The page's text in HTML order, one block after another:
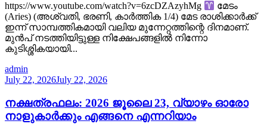
https://www.youtube.com/watch?v=6zcDZAzyhMg
മേടം
(Aries) (അശ്വതി, ഭരണി, കാർത്തിക 1/4) മേട രാശിക്കാർക്ക്
ഇന്ന് സാമ്പത്തികമായി വലിയ മുന്നേറ്റത്തിന്റെ ദിനമാണ്.
മുൻപ് നടത്തിയിട്ടുള്ള നിക്ഷേപങ്ങളിൽ നിന്നോ
കുടിശ്ശികയായി...
admin
July 22, 2026July 22, 2026
നക്ഷത്രഫലം: 2026 ജൂലൈ 23, വ്യാഴം ഓരോ
നാളുകാർക്കും എങ്ങനെ എന്നറിയാം